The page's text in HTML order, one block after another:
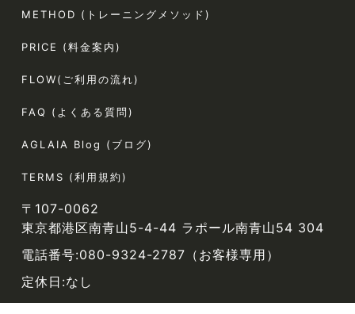
METHOD (トレーニングメソッド)
PRICE (料金案内)
FLOW(ご利用の流れ)
FAQ (よくある質問)
AGLAIA Blog (ブログ)
TERMS (利用規約)
〒107-0062
東京都港区南青山5-4-44 ラポール南青山54 304
電話番号:080-9324-2787（お客様専用）
定休日:なし